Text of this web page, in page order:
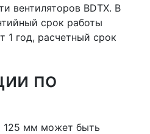
вентиляторов BDTX. В
срок работы
1 год, расчетный срок
по
125 мм может быть